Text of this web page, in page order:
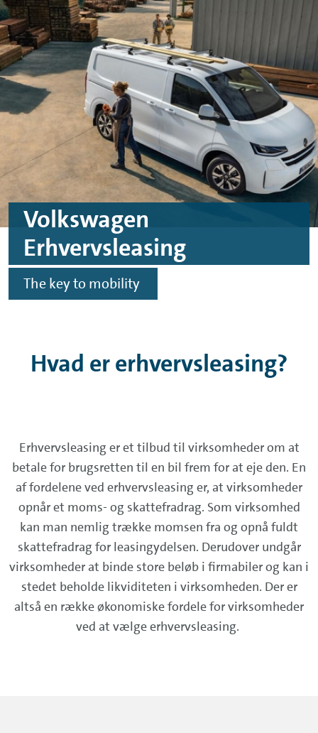
Skip to main content
Skip to footer
Volkswagen
Erhvervsleasing
The key to mobility
Hvad er erhvervsleasing?
Erhvervsleasing er et tilbud til virksomheder om at
betale for brugsretten til en bil frem for at eje den. En
af fordelene ved erhvervsleasing er, at virksomheder
opnår et moms- og skattefradrag. Som virksomhed
kan man nemlig trække momsen fra og opnå fuldt
skattefradrag for leasingydelsen. Derudover undgår
virksomheder at binde store beløb i firmabiler og kan i
stedet beholde likviditeten i virksomheden. Der er
altså en række økonomiske fordele for virksomheder
ved at vælge erhvervsleasing.